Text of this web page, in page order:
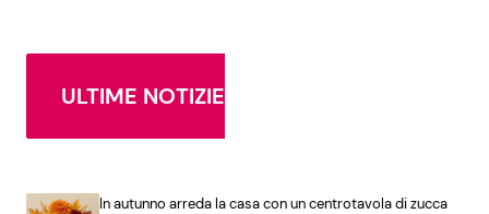
ULTIME NOTIZIE
In autunno arreda la casa con un centrotavola di zucca